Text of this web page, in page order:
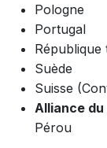
Pologne
Portugal
République
Suède
Suisse
Alliance
Pérou